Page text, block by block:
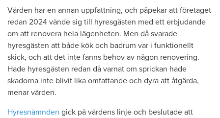
Värden har en annan uppfattning, och påpekar att företaget
redan 2024 vände sig till hyresgästen med ett erbjudande
om att renovera hela lägenheten. Men då svarade
hyresgästen att både kök och badrum var i funktionellt
skick, och att det inte fanns behov av någon renovering.
Hade hyresgästen redan då varnat om sprickan hade
skadorna inte blivit lika omfattande och dyra att åtgärda,
menar värden.
Hyresnämnden gick på värdens linje och beslutade att